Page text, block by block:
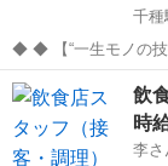
千種
◆ ◆ 【“一生モノの技術”を、最短ルートで手に入れる】 ヨシックスフ
ーズが運営する寿司
の状態で仕入れるこ
後は余計な工程に時間
愛知 名古屋市
飲
時
李さ